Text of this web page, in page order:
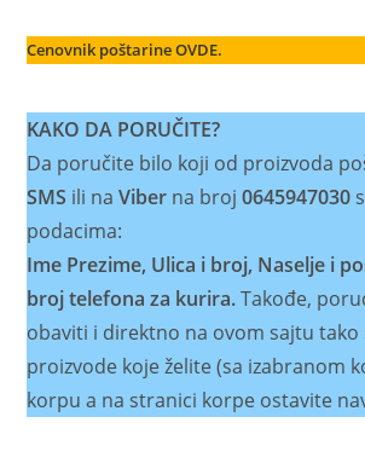
Cenovnik poštarine OVDE.
KAKO DA PORUČITE?
Da poručite bilo koji od proizvoda
SMS ili naViber na broj0645947030
podacima:
Ime Prezime, Ulica i broj, Naselje i
broj telefona za kurira.Takođe,
obaviti i direktno na ovom sajtu
proizvode koje želite (sa izabranom
korpu a na stranici korpe ostavite